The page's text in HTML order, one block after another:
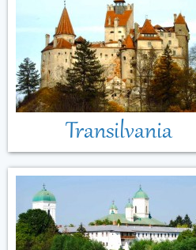
Transilvania